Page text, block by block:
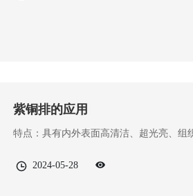
紫铜排的应用
特点：具有内外表面高清洁、超光亮、
2024-05-28